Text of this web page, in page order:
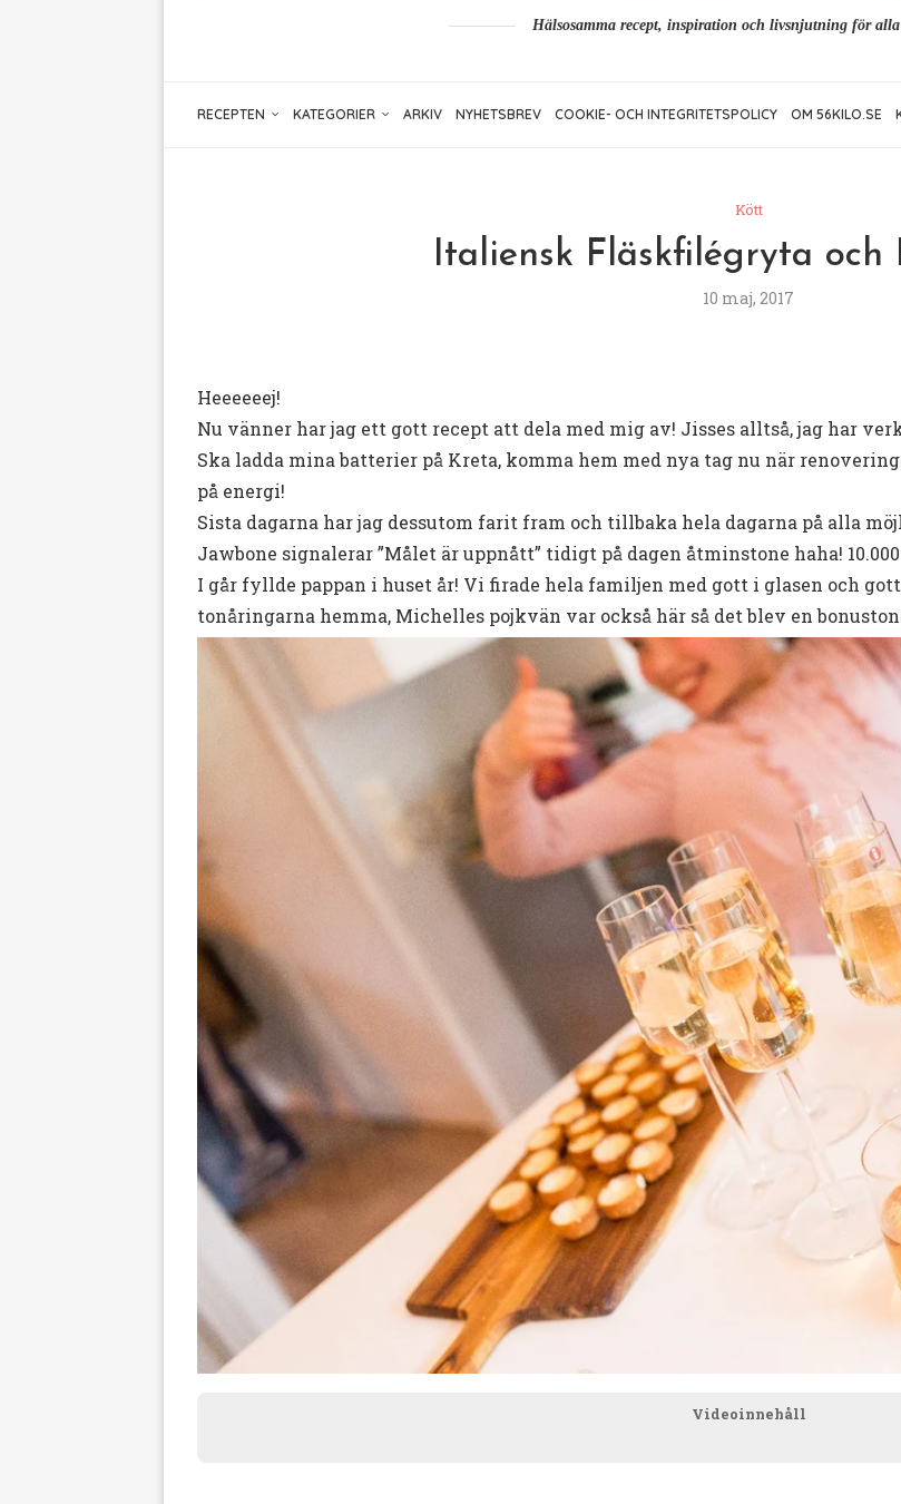
Hälsosamma recept, inspiration och livsnjutning för
RECEPTEN KATEGORIER ARKIV NYHETSBREV COOKIE- OCH INTEGRITETSPOLICY OM 56KILO.SE
Kött
Italiensk Fläskfilégryta och
10 maj, 2017
Heeeeeej!
Nu vänner har jag ett gott recept att dela med mig av! Jisses alltså, jag har
Ska ladda mina batterier på Kreta, komma hem med nya tag nu när
på energi!
Sista dagarna har jag dessutom farit fram och tillbaka hela dagarna på alla
Jawbone signalerar ”Målet är uppnått” tidigt på dagen åtminstone haha!
I går fyllde pappan i huset år! Vi firade hela familjen med gott i glasen och
tonåringarna hemma, Michelles pojkvän var också här så det blev en
Videoinnehåll